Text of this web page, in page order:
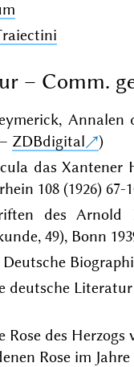
– Comm.
Annalen
– ZDBdigital
)
das Xantener
108 (1926) 67-
des Arnold
49), Bonn
deutsche
Rose des
Rose im